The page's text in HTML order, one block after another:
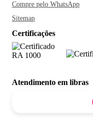
Compre pelo WhatsApp
Sitemap
Certificações
Atendimento em libras